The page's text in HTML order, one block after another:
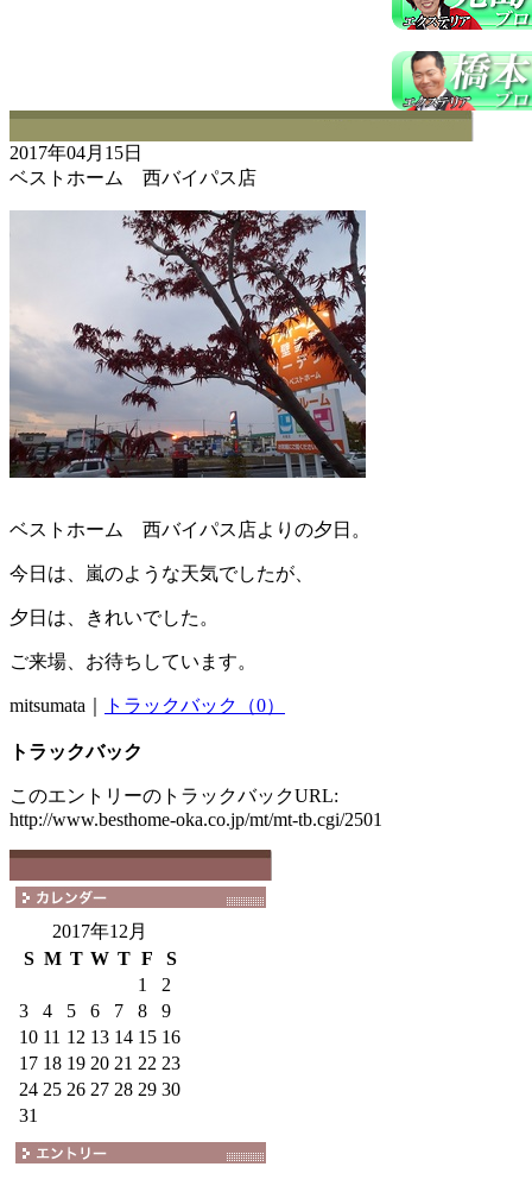
2017年04月15日
ベストホーム 西バイパス店
ベストホーム 西バイパス店よりの夕日。
今日は、嵐のような天気でしたが、
夕日は、きれいでした。
ご来場、お待ちしています。
mitsumata｜ トラックバック（0）
トラックバック
このエントリーのトラックバックURL:
http://www.besthome-oka.co.jp/mt/mt-tb.cgi/2501
2017年12月
S M T W T F
S
1
2
3
4 5 6 7 8
9
10 11 12 13 14 15 16
17 18 19 20 21 22 23
24 25 26 27 28 29 30
31